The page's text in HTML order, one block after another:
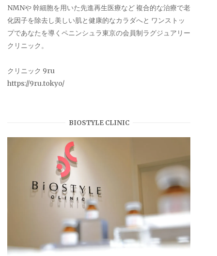
NMNや 幹細胞を用いた先進再生医療など 複合的な治療で老
化因子を除去し美しい肌と健康的なカラダへと ワンストッ
プであなたを導くペニンシュラ東京の会員制ラグジュアリー
クリニック。
クリニック 9ru
https://9ru.tokyo/
BIOSTYLE CLINIC